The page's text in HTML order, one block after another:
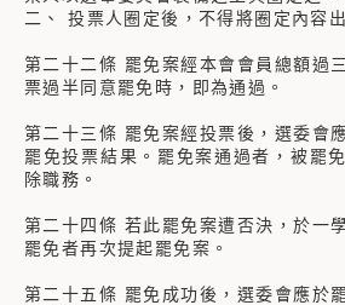
二、 投票人圈定後，不得將圈定內容
第二十二條 罷免案經本會會員總額過
票過半同意罷免時，即為通過。
第二十三條 罷免案經投票後，選委會
罷免投票結果。罷免案通過者，被罷
除職務。
第二十四條 若此罷免案遭否決，於一
罷免者再次提起罷免案。
第二十五條 罷免成功後，選委會應於